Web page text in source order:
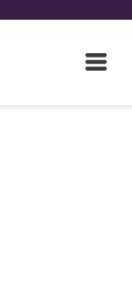
Open
Main